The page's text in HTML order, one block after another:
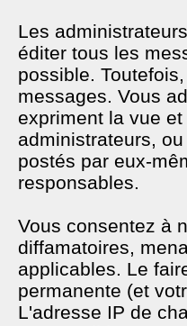
Les
éditer tous les
possible.
messages. Vous
expriment la vue
administrateurs,
postés par eux-
responsables.
Vous consentez à
diffamatoires,
applicables. Le
permanente (et
L'adresse IP de